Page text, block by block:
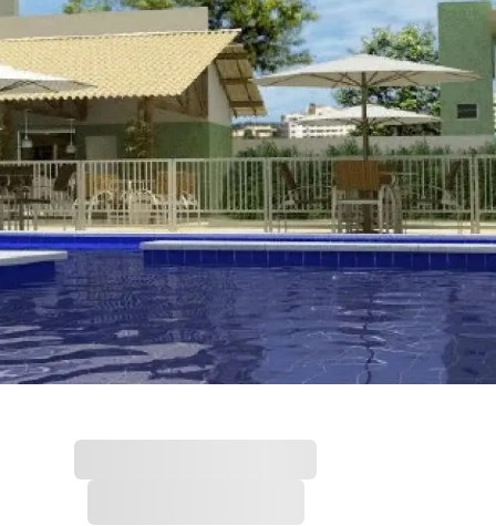
Correção do INCC
Simulador de Financiamento
Encontre um corretor